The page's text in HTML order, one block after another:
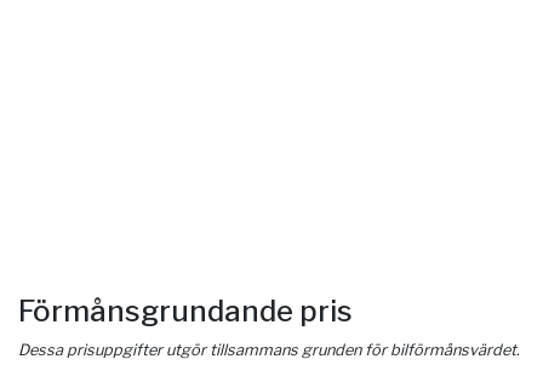
Förmånsgrundande pris
Dessa prisuppgifter utgör tillsammans grunden för bilförmånsvärdet.